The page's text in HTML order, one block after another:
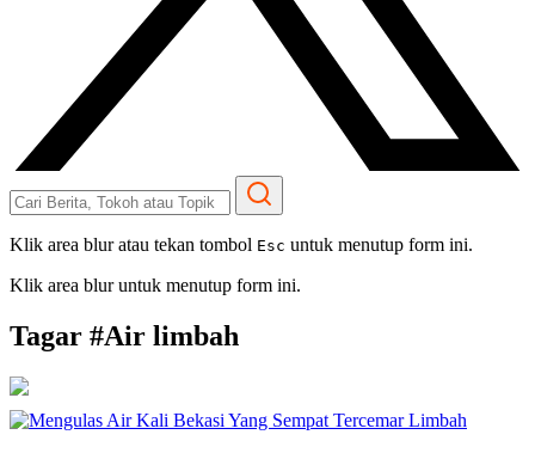
Klik area blur atau tekan tombol Esc untuk menutup form ini.
Klik area blur untuk menutup form ini.
Tagar #Air limbah